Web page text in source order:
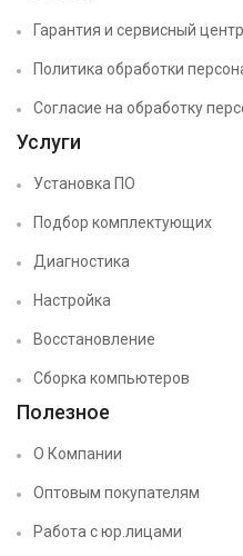
Гарантия и сервисный центр
Политика обработки
Согласие на обработку
Услуги
Установка ПО
Подбор комплектующих
Диагностика
Настройка
Восстановление
Сборка компьютеров
Полезное
О Компании
Оптовым покупателям
Работа с юр.лицами